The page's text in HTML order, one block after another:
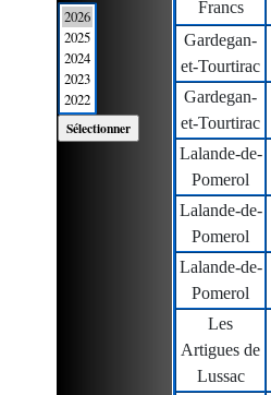
Francs
Gardegan-
et-Tourtirac
Gardegan-
et-Tourtirac
Lalande-de-
Pomerol
Lalande-de-
Pomerol
Lalande-de-
Pomerol
Les
Artigues de
Lussac